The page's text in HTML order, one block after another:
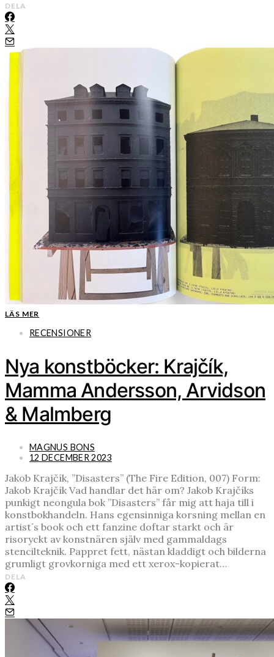
DELA
LÄS MER
RECENSIONER
Nya konstböcker: Krajčík,
Mamma Andersson, Arvidson
& Malmberg
MAGNUS BONS
12 DECEMBER 2023
Jakob Krajčík, ”Disasters” (The Fire Edition, 007) Form:
Jakob Krajčík Vad handlar det här om? Jakob Krajčíks
punkigt neongula bok ”Disasters” får mig att haja till i
konstbokhandeln. Hans egensinniga korsning mellan en
artist´s book och ett fanzine doftar starkt och är
risoryckt av konstnären själv med gammaldags
stencilteknik. Pappret fett, nästan kladdigt och bilderna
grumligt grovkorniga med ett xerox-kopierat…
DELA